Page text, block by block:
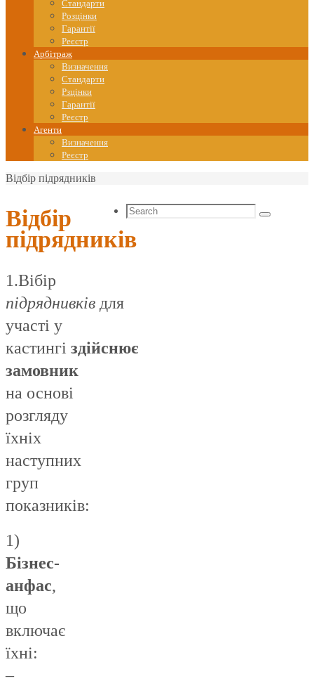
Стандарти
Розцінки
Гарантії
Реєстр
Арбітраж
Визначення
Стандарти
Рзцінки
Гарантії
Реєстр
Агенти
Визначення
Реєстр
Home
Відбір підрядників
Відбір
підрядників
1.Вібір
підряднивків для
участі у
кастингі здійснює
замовник
на основі
розгляду
їхніх
наступних
груп
показників:
1)
Бізнес-
анфас,
що
включає
їхні:
–
Search
Search